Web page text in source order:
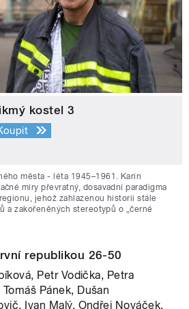
kostel 3
města - léta 1945–1961. Karin
míry převratný, dosavadní paradigma
jehož zahlazenou historii stále
a zakořeněných stereotypů o „černé
republikou 26-50
Petr Vodička, Petra
Tomáš Pánek, Dušan
Ivan Malý, Ondřej Nováček,